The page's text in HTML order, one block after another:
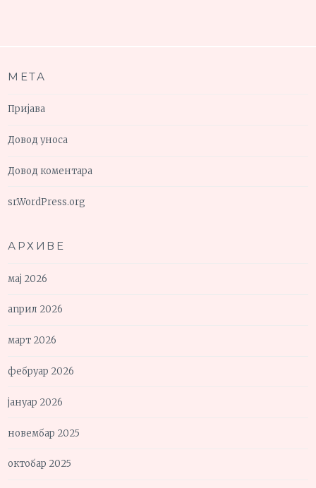
МЕТА
Пријава
Довод уноса
Довод коментара
sr.WordPress.org
АРХИВЕ
мај 2026
април 2026
март 2026
фебруар 2026
јануар 2026
новембар 2025
октобар 2025